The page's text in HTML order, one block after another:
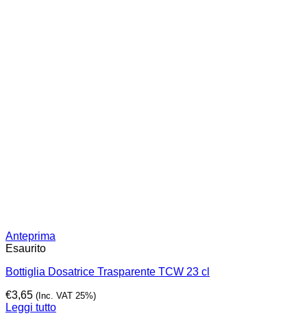
Anteprima
Esaurito
Bottiglia Dosatrice Trasparente TCW 23 cl
€3,65 (Inc. VAT 25%)
Leggi tutto